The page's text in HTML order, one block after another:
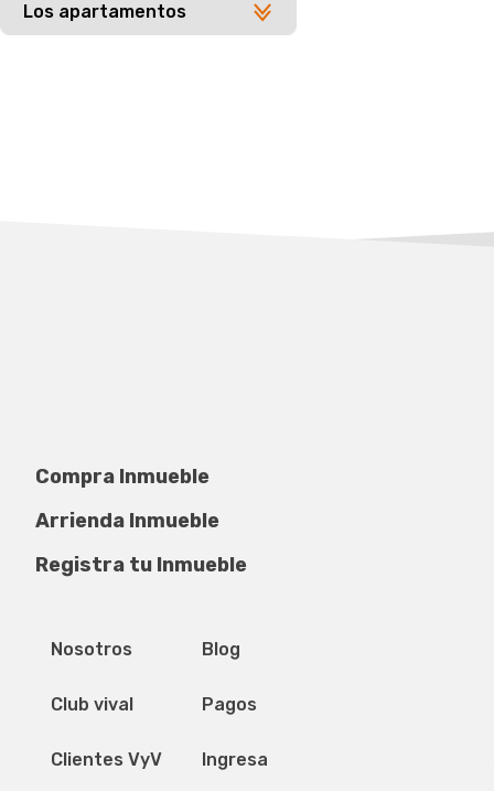
Los apartamentos
Compra Inmueble
Arrienda Inmueble
Registra tu Inmueble
Nosotros
Club vival
Clientes VyV
Blog
Pagos
Ingresa